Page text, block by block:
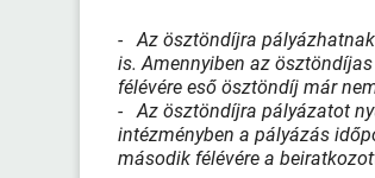
- Az ösztöndíjra
is. Amennyiben az
félévére eső ösztöndíj már
- Az ösztöndíjra pályázatot
intézményben a pályázás
második félévére a